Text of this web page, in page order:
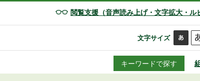
閲覧支援（音声読み上げ・文字拡大・ル
文字サイズ
キーワードで探す